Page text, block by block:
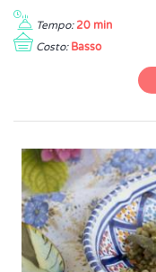
Tempo: 20 min
Costo: Basso